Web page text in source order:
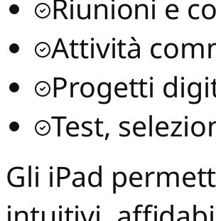
Riunioni e
Attività
Progetti
Test,
Gli iPad